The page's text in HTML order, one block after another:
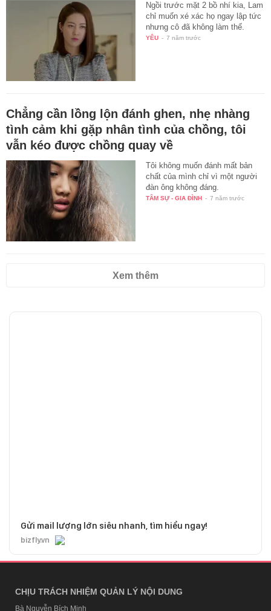
Ngồi trước mặt 2 bồ nhí kia, Lam
chỉ muốn xé xác họ ngay lập tức
nhưng cô đã không làm thế.
YÊU - 7 năm trước
Chẳng cần lồng lộn đánh ghen, nhẹ nhàng
tình cảm khi gặp nhân tình của chồng, tôi
vẫn kéo được chồng quay về
Tôi không muốn đánh mất bản
chất của mình chỉ vì một người
đàn ông không đáng.
TÂM SỰ - GIA ĐÌNH - 7 năm trước
Xem thêm
Gửi mail lượng lớn siêu nhanh, tìm hiểu ngay!
bizfly.vn
CHỊU TRÁCH NHIỆM QUẢN LÝ NỘI DUNG
Bà Nguyễn Bích Minh